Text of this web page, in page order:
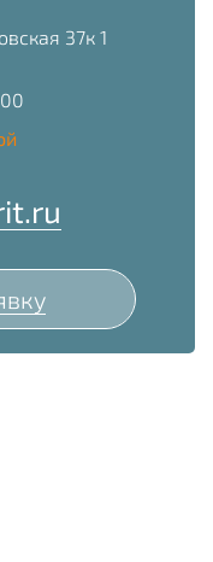
37к 1